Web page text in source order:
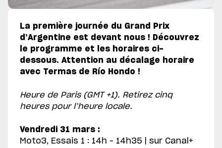
La première journée du Grand Prix
d’Argentine est devant nous ! Découvrez
le programme et les horaires ci-
dessous. Attention au décalage horaire
avec Termas de Río Hondo !
Heure de Paris (GMT +1). Retirez cinq
heures pour l’heure locale.
Vendredi 31 mars :
Moto3, Essais 1 : 14h – 14h35 | sur Canal+